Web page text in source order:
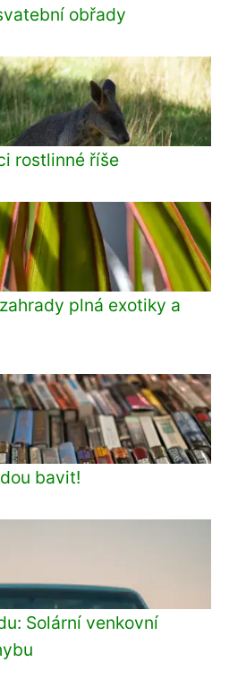
obřady
rostlinné říše
plná exotiky a
bavit!
Solární venkovní